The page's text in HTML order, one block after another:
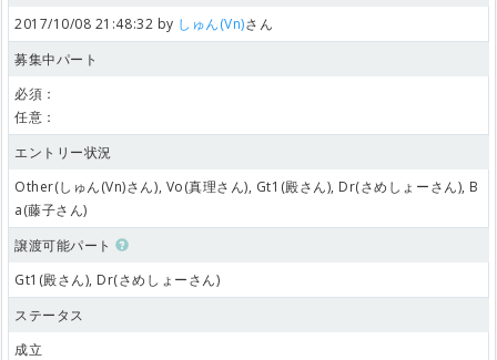
2017/10/08 21:48:32 by しゅん(Vn)さん
募集中パート
必須：
任意：
エントリー状況
Other(しゅん(Vn)さん), Vo(真理さん), Gt1(殿さん), Dr(さめしょーさん), B
a(藤子さん)
譲渡可能パート
Gt1(殿さん), Dr(さめしょーさん)
ステータス
成立